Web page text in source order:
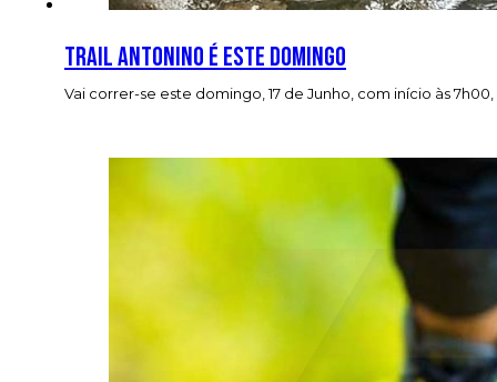
Trail Antonino é este domingo
Vai correr-se este domingo, 17 de Junho, com início às